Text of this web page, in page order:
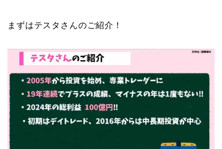
まずはテスタさんのご紹介！